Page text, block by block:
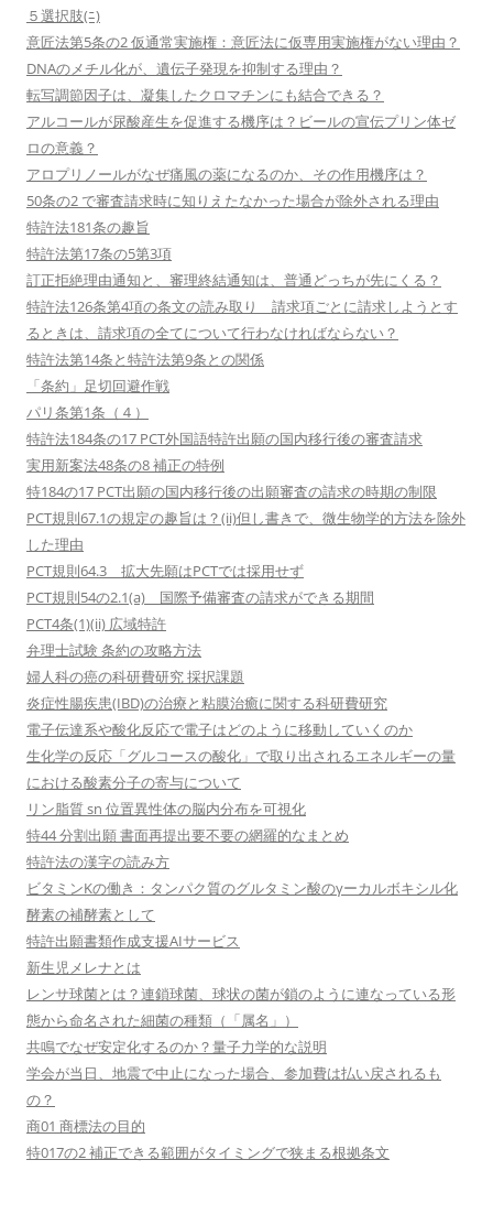
５選択肢(ﾆ)
意匠法第5条の2 仮通常実施権：意匠法に仮専用実施権がない理由？
DNAのメチル化が、遺伝子発現を抑制する理由？
転写調節因子は、凝集したクロマチンにも結合できる？
アルコールが尿酸産生を促進する機序は？ビールの宣伝プリン体ゼ
ロの意義？
アロプリノールがなぜ痛風の薬になるのか、その作用機序は？
50条の2 で審査請求時に知りえたなかった場合が除外される理由
特許法181条の趣旨
特許法第17条の5第3項
訂正拒絶理由通知と、審理終結通知は、普通どっちが先にくる？
特許法126条第4項の条文の読み取り 請求項ごとに請求しようとす
るときは、請求項の全てについて行わなければならない？
特許法第14条と特許法第9条との関係
「条約」足切回避作戦
パリ条第1条（４）
特許法184条の17 PCT外国語特許出願の国内移行後の審査請求
実用新案法48条の8 補正の特例
特184の17 PCT出願の国内移行後の出願審査の請求の時期の制限
PCT規則67.1の規定の趣旨は？(ii)但し書きで、微生物学的方法を除外
した理由
PCT規則64.3 拡大先願はPCTでは採用せず
PCT規則54の2.1(a) 国際予備審査の請求ができる期間
PCT4条(1)(ii) 広域特許
弁理士試験 条約の攻略方法
婦人科の癌の科研費研究 採択課題
炎症性腸疾患(IBD)の治療と粘膜治癒に関する科研費研究
電子伝達系や酸化反応で電子はどのように移動していくのか
生化学の反応「グルコースの酸化」で取り出されるエネルギーの量
における酸素分子の寄与について
リン脂質 sn 位置異性体の脳内分布を可視化
特44 分割出願 書面再提出要不要の網羅的なまとめ
特許法の漢字の読み方
ビタミンKの働き：タンパク質のグルタミン酸のγーカルボキシル化
酵素の補酵素として
特許出願書類作成支援AIサービス
新生児メレナとは
レンサ球菌とは？連鎖球菌、球状の菌が鎖のように連なっている形
態から命名された細菌の種類（「属名」）
共鳴でなぜ安定化するのか？量子力学的な説明
学会が当日、地震で中止になった場合、参加費は払い戻されるも
の？
商01 商標法の目的
特017の2 補正できる範囲がタイミングで狭まる根拠条文